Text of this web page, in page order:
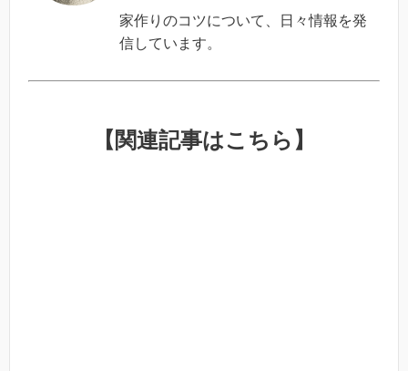
家作りのコツについて、日々情報を発
信しています。
【関連記事はこちら】